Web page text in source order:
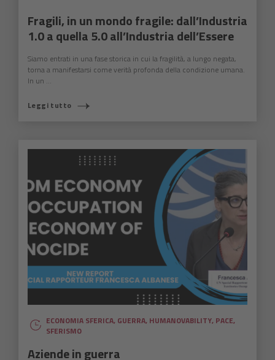
Fragili, in un mondo fragile: dall’Industria
1.0 a quella 5.0 all’Industria dell’Essere
Siamo entrati in una fase storica in cui la fragilità, a lungo negata,
torna a manifestarsi come verità profonda della condizione umana.
In un ...
Leggi tutto
ECONOMIA SFERICA, GUERRA, HUMANOVABILITY, PACE,
SFERISMO
Aziende in guerra